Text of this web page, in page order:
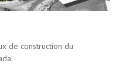
de construction du